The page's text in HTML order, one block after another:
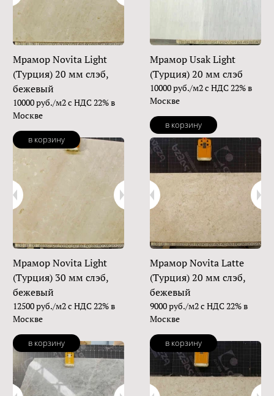
Мрамор Novita Light
(Турция) 20 мм слэб,
бежевый
10000 руб./м2 с НДС 22% в
Москве
в корзину
Мрамор Usak Light
(Турция) 20 мм слэб
10000 руб./м2 с НДС 22% в
Москве
в корзину
Мрамор Novita Light
(Турция) 30 мм слэб,
бежевый
12500 руб./м2 с НДС 22% в
Москве
в корзину
Мрамор Novita Latte
(Турция) 20 мм слэб,
бежевый
9000 руб./м2 с НДС 22% в
Москве
в корзину